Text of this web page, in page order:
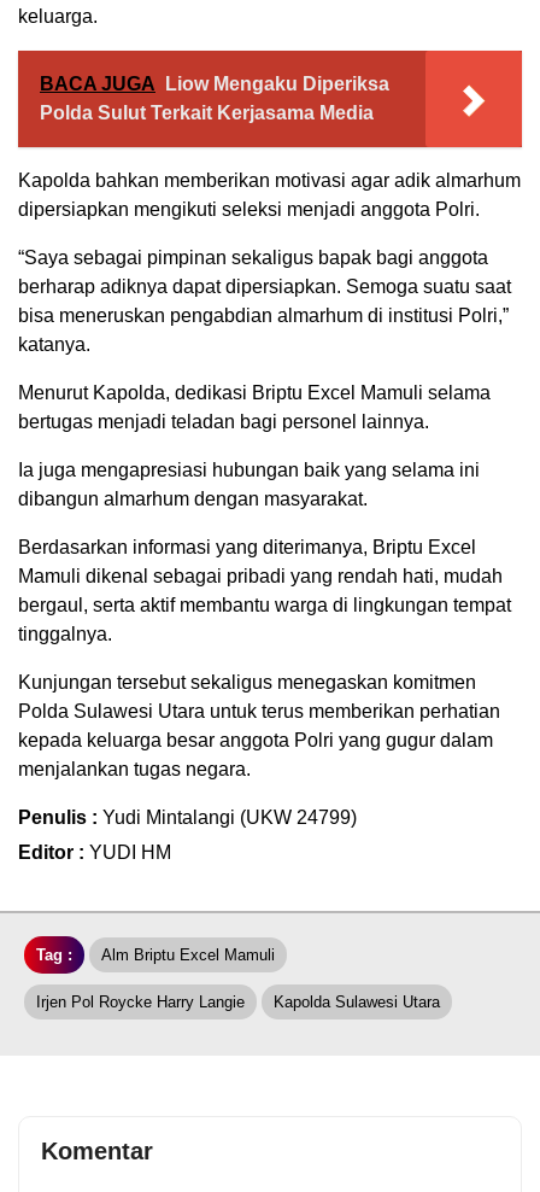
keluarga.
BACA JUGA
Liow Mengaku Diperiksa
Polda Sulut Terkait Kerjasama Media
Kapolda bahkan memberikan motivasi agar adik almarhum
dipersiapkan mengikuti seleksi menjadi anggota Polri.
“Saya sebagai pimpinan sekaligus bapak bagi anggota
berharap adiknya dapat dipersiapkan. Semoga suatu saat
bisa meneruskan pengabdian almarhum di institusi Polri,”
katanya.
Menurut Kapolda, dedikasi Briptu Excel Mamuli selama
bertugas menjadi teladan bagi personel lainnya.
Ia juga mengapresiasi hubungan baik yang selama ini
dibangun almarhum dengan masyarakat.
Berdasarkan informasi yang diterimanya, Briptu Excel
Mamuli dikenal sebagai pribadi yang rendah hati, mudah
bergaul, serta aktif membantu warga di lingkungan tempat
tinggalnya.
Kunjungan tersebut sekaligus menegaskan komitmen
Polda Sulawesi Utara untuk terus memberikan perhatian
kepada keluarga besar anggota Polri yang gugur dalam
menjalankan tugas negara.
Penulis : Yudi Mintalangi (UKW 24799)
Editor : YUDI HM
Tag : Alm Briptu Excel Mamuli
Irjen Pol Roycke Harry Langie Kapolda Sulawesi Utara
Komentar